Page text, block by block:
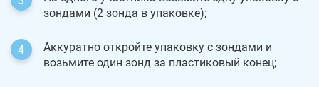
зондами (2 зонда в упаковке);
Аккуратно откройте упаковку с зондами и
возьмите один зонд за пластиковый конец;